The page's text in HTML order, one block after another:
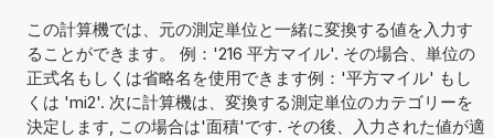
この計算機では、元の測定単位と一緒に変換する値を入力す
ることができます。 例：'216 平方マイル'. その場合、単位の
正式名もしくは省略名を使用できます例：'平方マイル' もし
くは 'mi2'. 次に計算機は、変換する測定単位のカテゴリーを
決定します, この場合は'面積'です. その後、入力された値が適